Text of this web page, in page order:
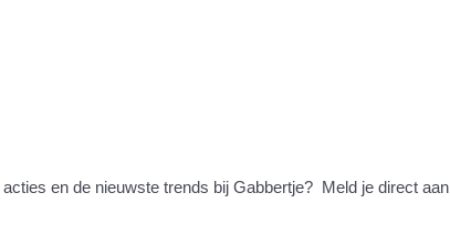
en de nieuwste trends bij Gabbertje? Meld je direct aan